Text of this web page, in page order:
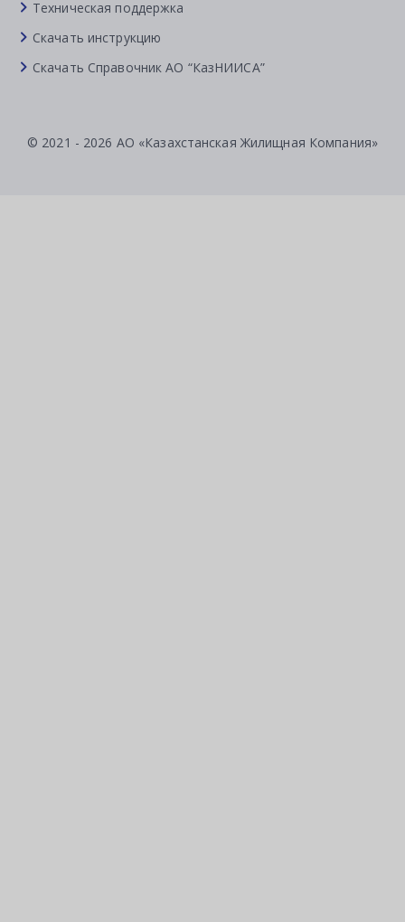
Техническая поддержка
Скачать инструкцию
Скачать Справочник АО “КазНИИСА”
© 2021 - 2026 АО «Казахстанская Жилищная Компания»